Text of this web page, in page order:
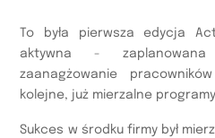
To była pierwsza edycja
aktywna -
zaanagżowanie
kolejne, już mierzalne
Sukces w środku firmy był